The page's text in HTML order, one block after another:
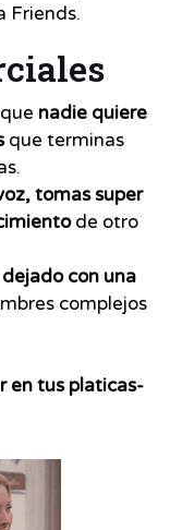
Friends.
nadie quiere
que terminas
tomas super
de otro
con una
complejos
en tus platicas-